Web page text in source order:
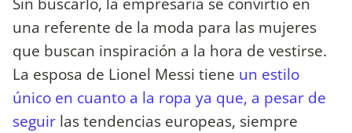
una referente de la moda para las mujeres
que buscan inspiración a la hora de vestirse.
La esposa de Lionel Messi tiene un estilo
único en cuanto a la ropa ya que, a pesar de
seguir las tendencias europeas, siempre